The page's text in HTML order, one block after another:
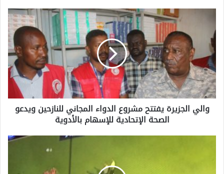
والي الجزيرة يفتتح مشروع الدواء المجاني للنازحين ويدعو
الصحة الإتحادية للإسهام بالأدوية